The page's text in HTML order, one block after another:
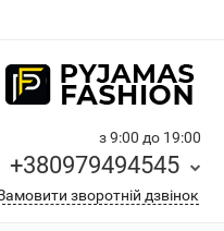
з 9:00 до 19:00
+380979494545
зворотній дзвінок